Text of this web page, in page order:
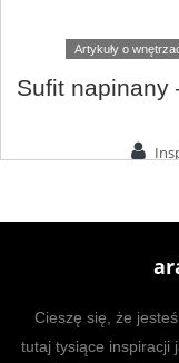
Artykuły o
Sufit napinany
Cieszę się, że
tutaj tysiące inspiracji